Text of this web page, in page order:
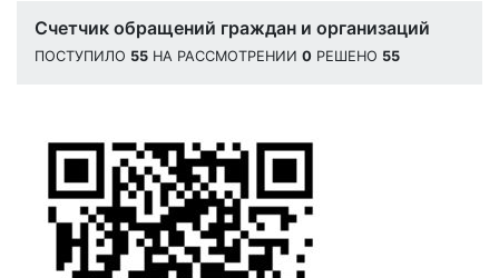
Счетчик обращений граждан и организаций
ПОСТУПИЛО 55 НА РАССМОТРЕНИИ 0 РЕШЕНО 55